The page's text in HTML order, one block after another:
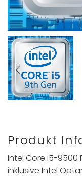
Produkt
Intel Core i5-9500
inklusive Intel